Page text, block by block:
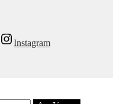
Instagram